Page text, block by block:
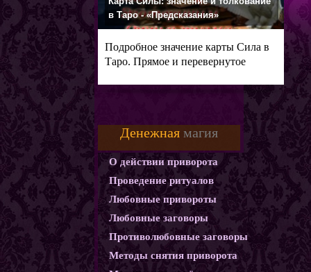
в Таро - «Предсказания»
Подробное значение карты Сила в
Таро. Прямое и перевернутое
Денежная магия
О действии приворота
Проведение ритуалов
Любовные привороты
Любовные заговоры
Противолюбовные заговоры
Методы снятия приворота